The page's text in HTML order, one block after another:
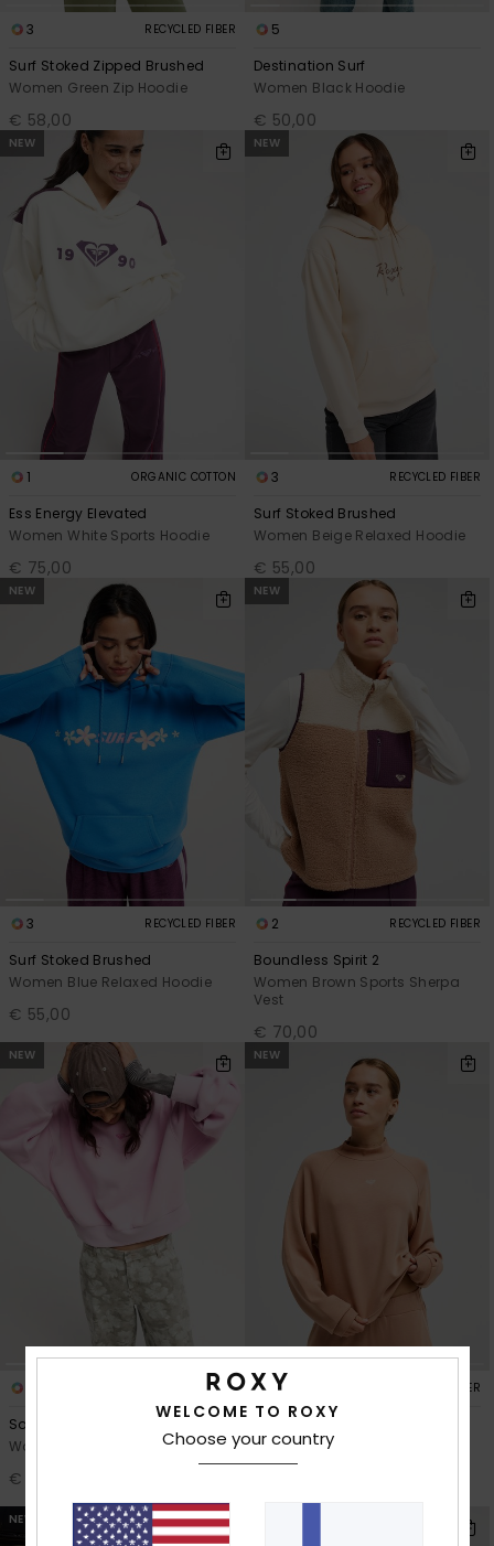
3 RECYCLED FIBER
Surf Stoked Zipped Brushed
Women Green Zip Hoodie
€ 58,00
5
Destination Surf
Women Black Hoodie
€ 50,00
NEW
1 ORGANIC COTTON
Ess Energy Elevated
Women White Sports Hoodie
€ 75,00
NEW
3 RECYCLED FIBER
Surf Stoked Brushed
Women Beige Relaxed Hoodie
€ 55,00
NEW
3 RECYCLED FIBER
Surf Stoked Brushed
Women Blue Relaxed Hoodie
€ 55,00
NEW
2 RECYCLED FIBER
Boundless Spirit 2
Women Brown Sports Sherpa
Vest
€ 70,00
NEW
RECYCLED FIBER
Solar Rush
Women Pink Relaxed Sweatshirt
€ 75,00
NEW
1 RECYCLED FIBER
Women Brown Sports
Sweatshirt
NEW
WELCOME TO ROXY
Choose your country